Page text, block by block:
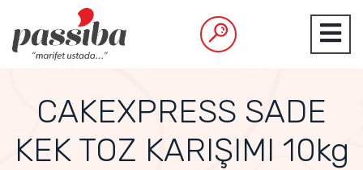
CAKEXPRESS SADE
KEK TOZ KARIŞIMI 10kg